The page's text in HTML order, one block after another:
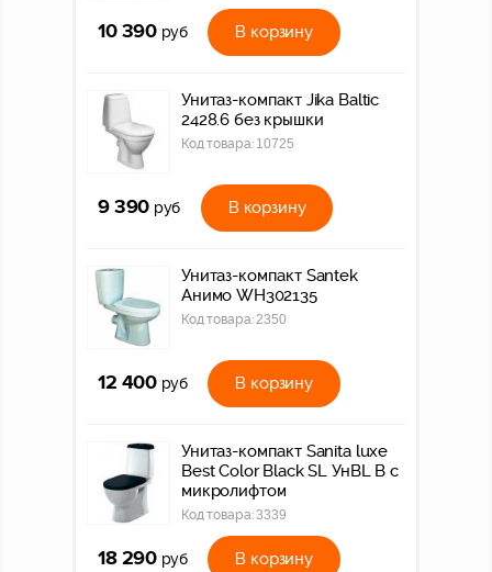
10 390 руб В корзину
Унитаз-компакт Jika Baltic
2428.6 без крышки
Код товара: 10725
9 390 руб В корзину
Унитаз-компакт Santek
Анимо WH302135
Код товара: 2350
12 400 руб В корзину
Унитаз-компакт Sanita luxe
Best Color Black SL УнBL B с
микролифтом
Код товара:3339
18 290 руб В корзину